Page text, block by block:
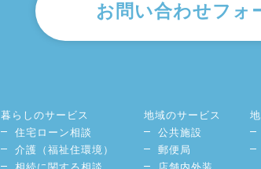
お問い合わせフォ
暮らしのサービス
住宅ローン相談
介護（福祉住環境）
地域のサービス
公共施設
郵便局